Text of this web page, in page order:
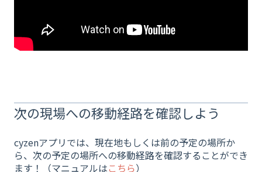
次の現場への移動経路を確認しよう
cyzenアプリでは、現在地もしくは前の予定の場所か
ら、次の予定の場所への移動経路を確認することができ
ます！（マニュアルはこちら）